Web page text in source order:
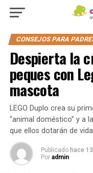
CONSEJOS PARA
Despierta la
peques con
mascota
LEGO Duplo crea su
“animal doméstico” y a
que ellos dotarán de
Publicado hace
Por admin